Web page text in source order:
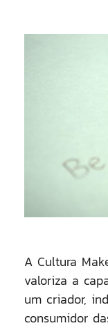
A Cultura
valoriza a
um criador,
consumidor